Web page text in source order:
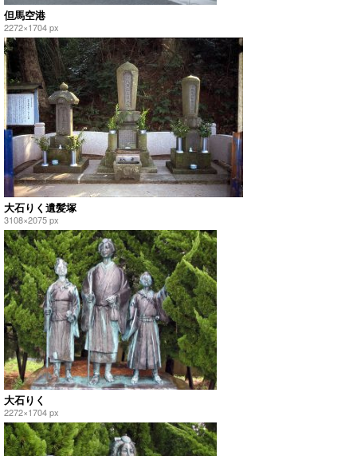
但馬空港
2272×1704 px
大石りく遺髪塚
3108×2075 px
大石りく
2272×1704 px